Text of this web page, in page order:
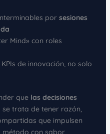
por sesiones
Mind» con roles
de innovación, no solo
que las decisiones
se trata de tener razón,
que impulsen
método con sabor